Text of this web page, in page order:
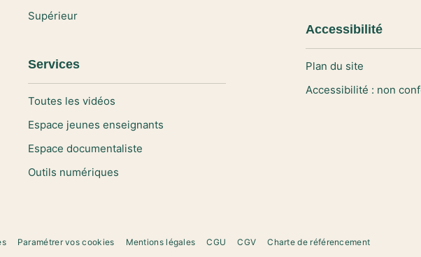
Supérieur
Services
Toutes les vidéos
Espace jeunes enseignants
Espace documentaliste
Outils numériques
Accessibilité
Plan du site
Accessibilité : non
Paramétrer vos cookies Mentions légales CGU CGV Charte de référencement